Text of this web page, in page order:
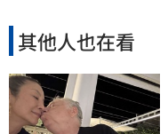
其他人也在看